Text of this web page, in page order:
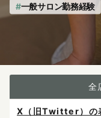
一般サロン勤務経験
全
X（旧Twitter）の